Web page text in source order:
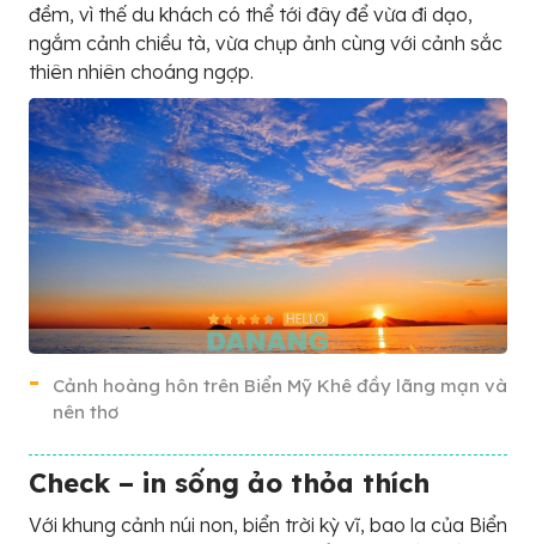
đềm, vì thế du khách có thể tới đây để vừa đi dạo,
ngắm cảnh chiều tà, vừa chụp ảnh cùng với cảnh sắc
thiên nhiên choáng ngợp.
Cảnh hoàng hôn trên Biển Mỹ Khê đầy lãng mạn và
nên thơ
Check – in sống ảo thỏa thích
Với khung cảnh núi non, biển trời kỳ vĩ, bao la của Biển